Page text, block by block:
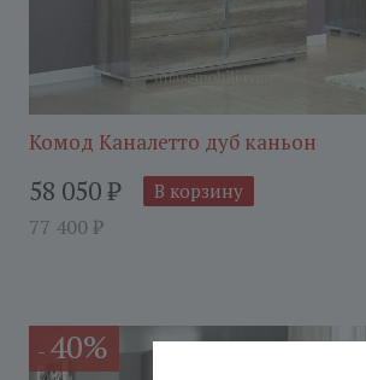
Комод Каналетто дуб каньон
58 050₽
77 400 ₽
В корзину
- 40%